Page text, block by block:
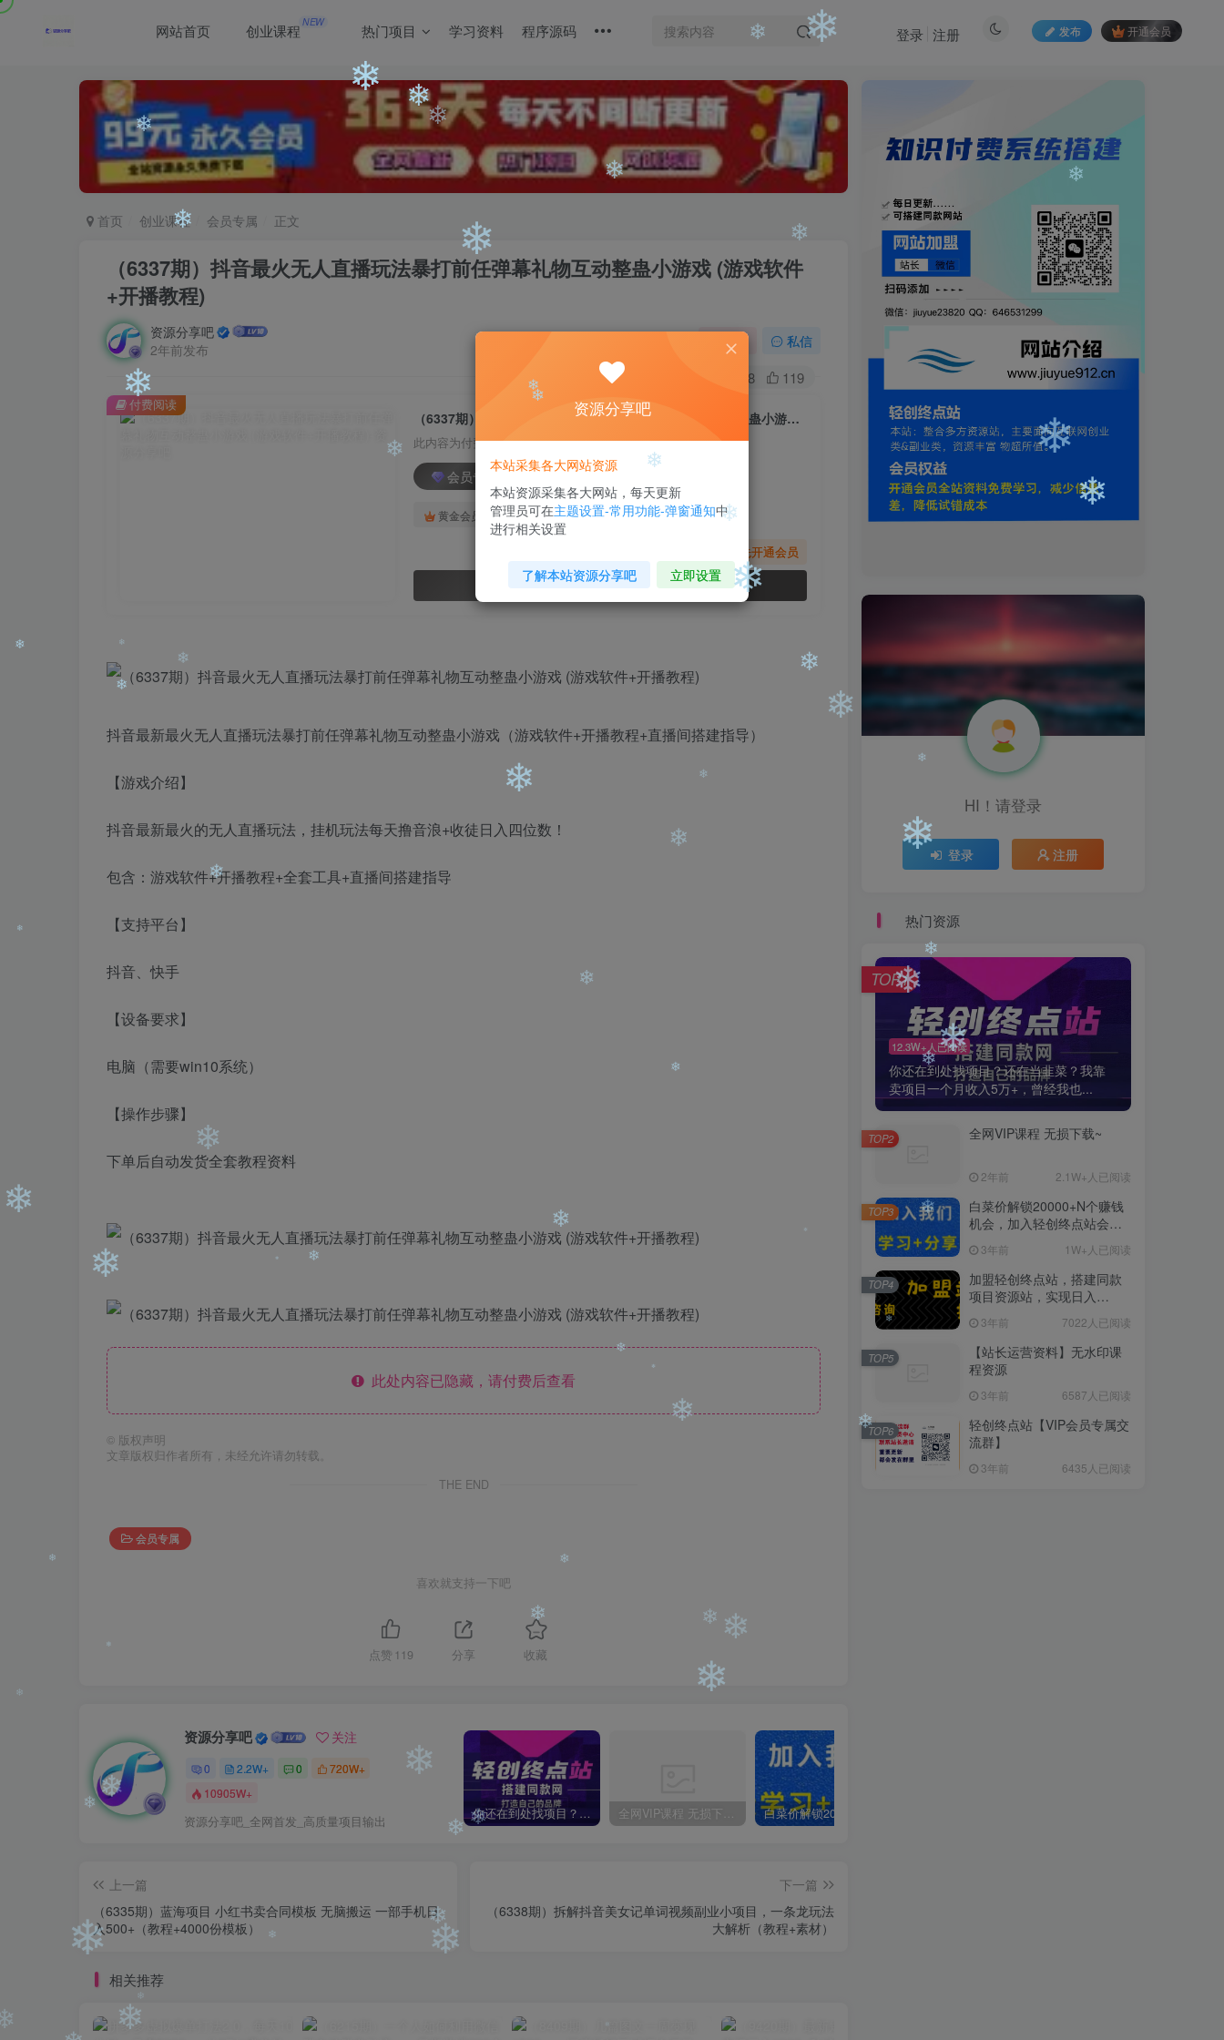
网站首页 创业课程 NEW 热门项目 学习资料 程序源码 发布 开通会员
登录 注册
首页 创业课程 会员专属 正文
（6337期）抖音最火无人直播玩法暴打前任弹幕礼物互动整蛊小游戏 (游戏软件
+开播教程)
资源分享吧
2年前发布
关注 私信
2718 119
（6337期）抖音最火无人直播玩法暴打前任弹幕礼物互动整蛊小游戏 (游戏软件+开播教程)
此内容为付费阅读，请付费后查看
会员专属资源
黄金会员 免费 钻石会员免费
您暂无购买权限，请先开通会员
开通会员
付费阅读
抖音最新最火无人直播玩法暴打前任弹幕礼物互动整蛊小游戏（游戏软件+开播教程+直播间搭建指导）
【游戏介绍】
抖音最新最火的无人直播玩法，挂机玩法每天撸音浪+收徒日入四位数！
包含：游戏软件+开播教程+全套工具+直播间搭建指导
【支持平台】
抖音、快手
【设备要求】
电脑（需要win10系统）
【操作步骤】
下单后自动发货全套教程资料
此处内容已隐藏，请付费后查看
© 版权声明
文章版权归作者所有，未经允许请勿转载。
THE END
会员专属
喜欢就支持一下吧
点赞 119 分享 收藏
资源分享吧 关注
0 2.2W+ 0
720W+
10905W+
资源分享吧_全网首发_高质量项目输出 你还在到处找项目？还在当韭菜？我靠卖项目一个月收入5万+，曾经我也是个失败者。 全网VIP课程 无损下载~
上一篇
（6335期）蓝海项目 小红书卖合同模板 无脑搬运 一部手机日
入500+（教程+4000份模板）
下一篇
（6338期）拆解抖音美女记单词视频副业小项目，一条龙玩法
大解析（教程+素材）
相关推荐
HI！请登录
登录 注册
热门资源
12.3W+人已阅读
你还在到处找项目？还在当韭菜？我靠
卖项目一个月收入5万+，曾经我也...
TOP1
全网VIP课程 无损下载~
2年前 2.1W+人已阅读
TOP2
白菜价解锁20000+N个赚钱
机会，加入轻创终点站会
3年前 1W+人已阅读
TOP3
加盟轻创终点站，搭建同款
项目资源站，实现日入
3年前 7022人已阅读
TOP4
【站长运营资料】无水印课
程资源
3年前 6587人已阅读
TOP5
轻创终点站【VIP会员专属交
流群】
3年前 6435人已阅读
TOP6
资源分享吧
本站采集各大网站资源
本站资源采集各大网站，每天更新
管理员可在主题设置-常用功能-弹窗通知中
进行相关设置
了解本站资源分享吧 立即设置
❄
❄
❄
❄ ❄
❄
❄
❄
❄
❄
❄
❄
❄
❄ ❄
❄
❄
❄
❄
❄
❄
❄
❄ ❄
❄
❄ ❄
❄
❄
❄ ❄